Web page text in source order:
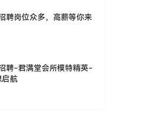
聘岗位众多，高薪等你来
聘-君满堂会所模特精英-
航